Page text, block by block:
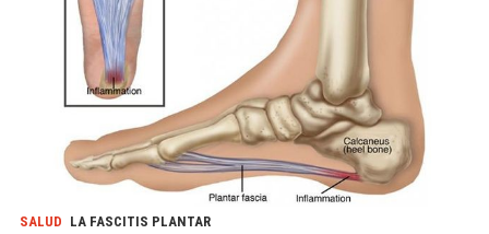
SALUD LA FASCITIS PLANTAR